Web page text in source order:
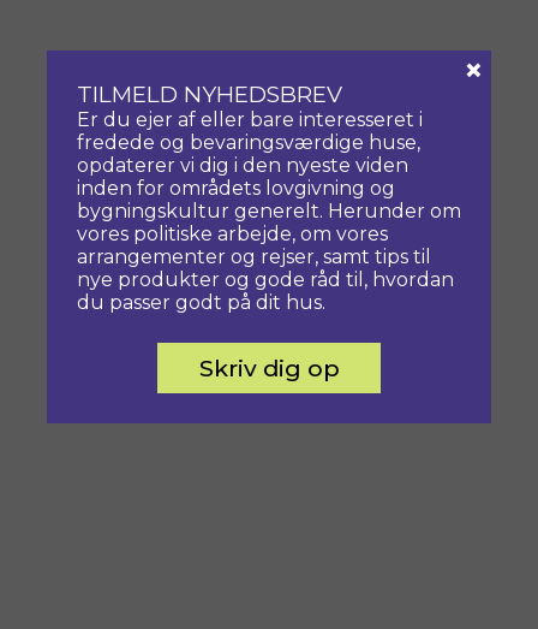
TILMELD NYHEDSBREV
Er du ejer af eller bare interesseret i
fredede og bevaringsværdige huse,
opdaterer vi dig i den nyeste viden
inden for områdets lovgivning og
bygningskultur generelt. Herunder om
vores politiske arbejde, om vores
arrangementer og rejser, samt tips til
nye produkter og gode råd til, hvordan
du passer godt på dit hus.
Skriv dig op
×